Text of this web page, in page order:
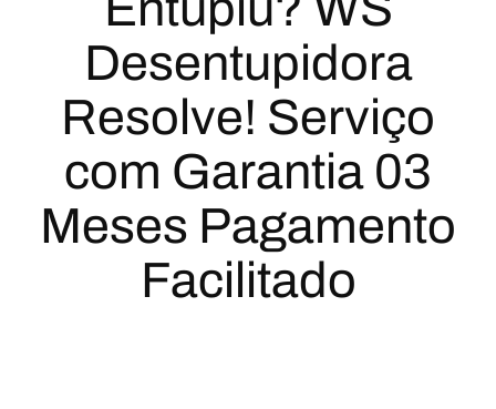
Desentupidora
Resolve! Serviço
com Garantia 03
Meses Pagamento
Facilitado